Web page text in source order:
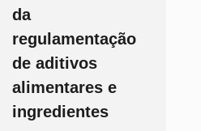
da
regulamentação
de aditivos
alimentares e
ingredientes